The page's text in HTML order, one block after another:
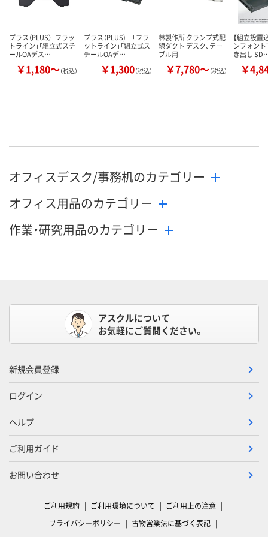
プラス（PLUS）「フラッ
トライン」「組立式スチ
ールOAデス…
￥1,180～（税込）
プラス（PLUS) 「フラ
ットライン」「組立式ス
チールOAデ…
￥1,300（税込）
林製作所 クランプ式配
線ダクト デスク、テー
ブル用
￥7,780～（税込）
【組立設置
ンフォン
き出し
￥
オフィスデスク/事務机のカテゴリー
オフィス用品のカテゴリー
作業・研究用品のカテゴリー
アスクルについて
お気軽にご質問ください。
新規会員登録
ログイン
ヘルプ
ご利用ガイド
お問い合わせ
ご利用規約 ご利用環境について
ご利用上の注意
プライバシーポリシー
古物営業法に基づく表記